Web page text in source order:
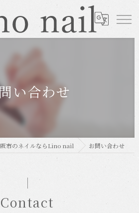
い合わせ
市のネイルならLino nail お問い合わせ
Contact